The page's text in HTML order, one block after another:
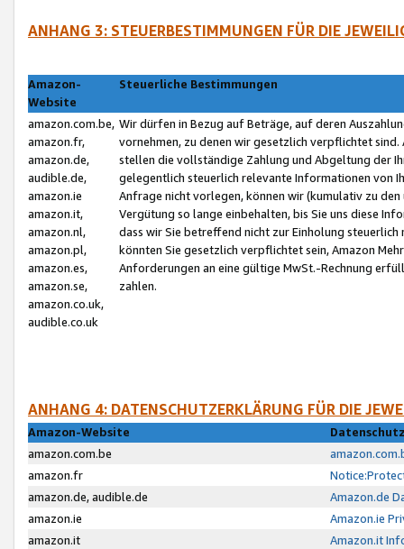
ANHANG 3: STEUERBESTIMMUNGEN FÜR DIE
Amazon-
Website
Steuerliche Bestimmungen
amazon.com.be,
amazon.fr,
amazon.de,
audible.de,
amazon.ie
amazon.it,
amazon.nl,
amazon.pl,
amazon.es,
amazon.se,
amazon.co.uk,
audible.co.uk
Wir dürfen in Bezug auf Beträge, auf deren
vornehmen, zu denen wir gesetzlich verpflichtet
stellen die vollständige Zahlung und Abgeltung der
gelegentlich steuerlich relevante Informationen von
Anfrage nicht vorlegen, können wir (kumulativ zu
Vergütung so lange einbehalten, bis Sie uns diese
dass wir Sie betreffend nicht zur Einholung
könnten Sie gesetzlich verpflichtet sein, Amazon
Anforderungen an eine gültige MwSt.-Rechnung
zahlen.
ANHANG 4: DATENSCHUTZERKLÄRUNG FÜR DIE
Amazon-Website
amazon.com.be
amazon.fr
amazon.de, audible.de
Amazon.de
amazon.ie
Amazon.ie
amazon.it
Amazon.it